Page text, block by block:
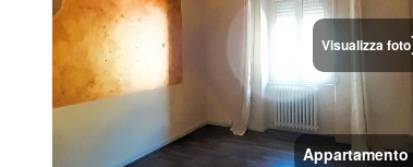
Visualizza foto
Appartamento